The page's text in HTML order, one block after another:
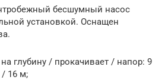
бесшумный насос
установкой. Оснащен
на глубину / прокачивает / напор: 9
16 м;